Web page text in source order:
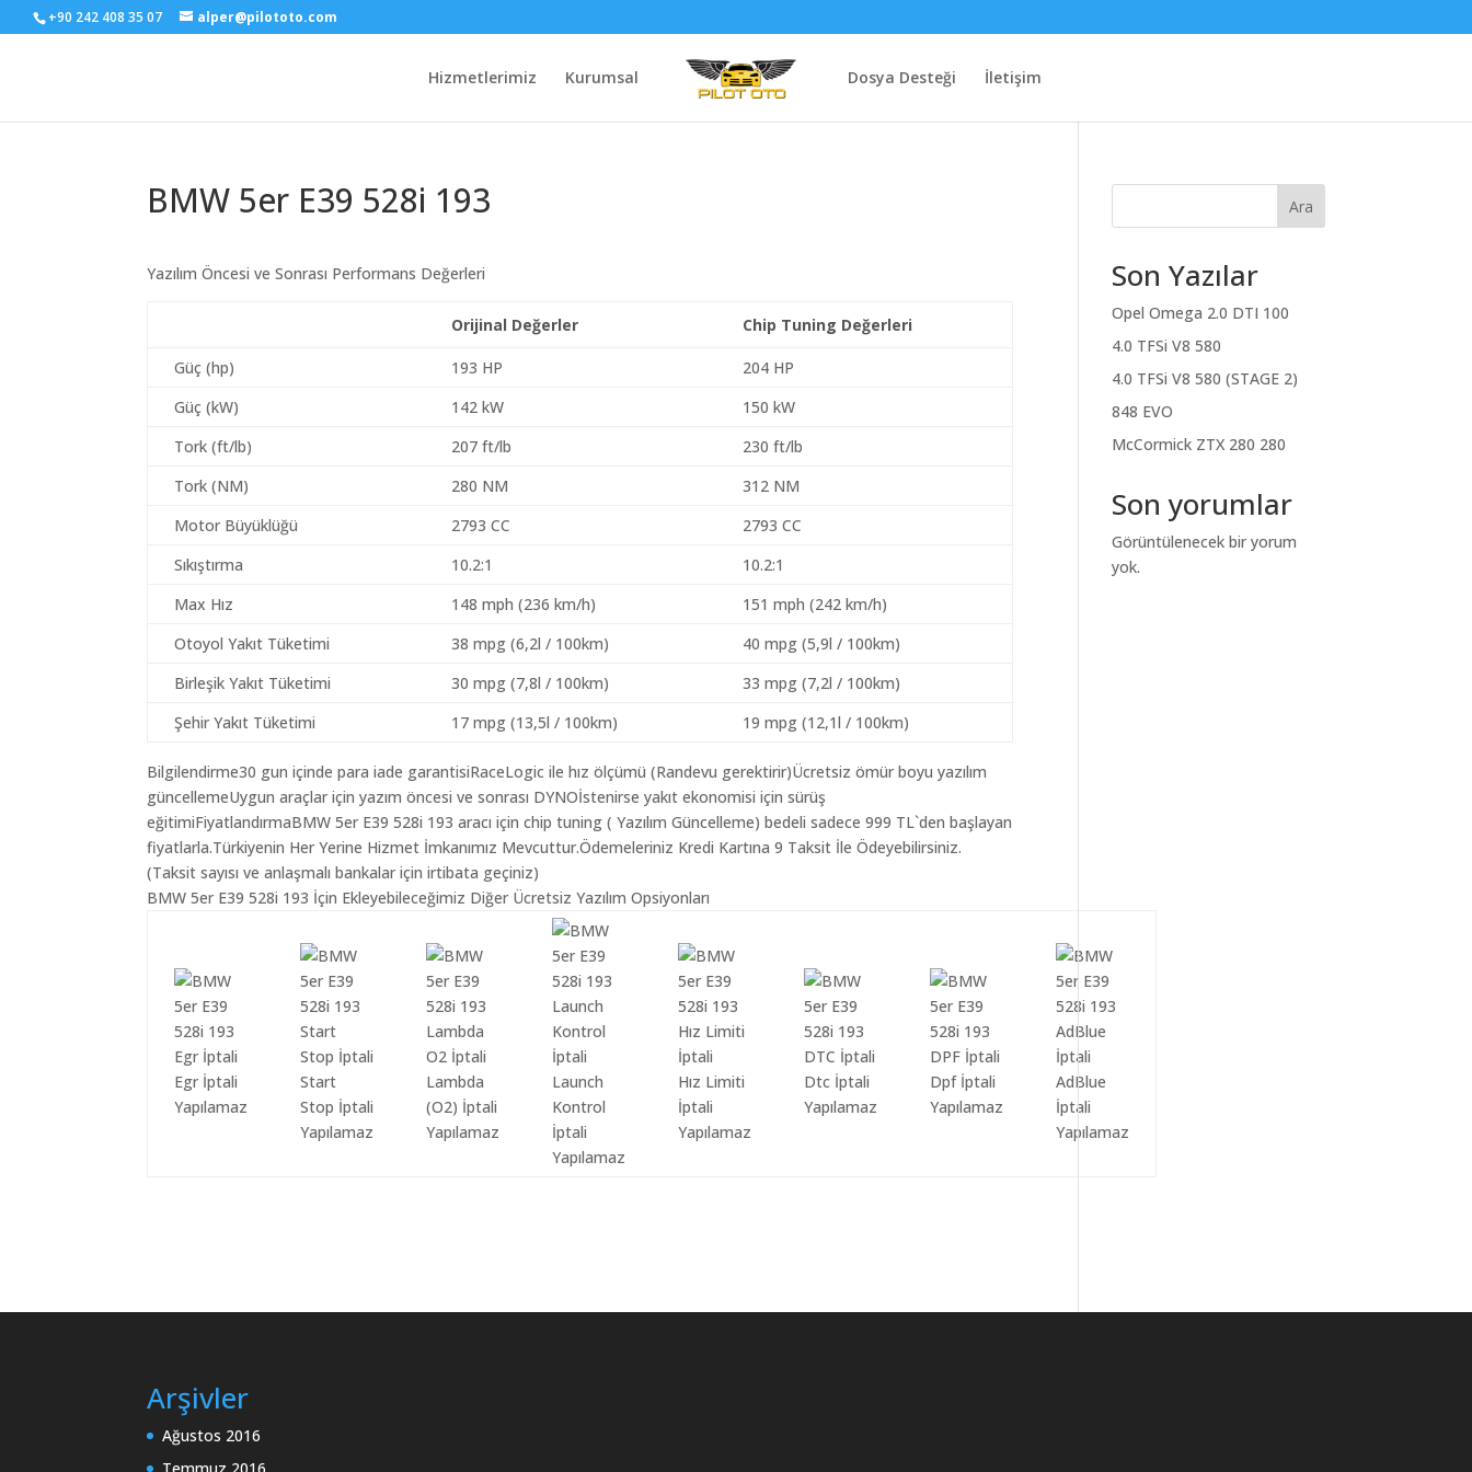
+90 242 408 35 07 alper@pilototo.com
Hizmetlerimiz Kurumsal Dosya Desteği İletişim
BMW 5er E39 528i 193
Yazılım Öncesi ve Sonrası Performans Değerleri
Orijinal Değerler Chip Tuning Değerleri
Güç (hp) 193 HP
204 HP
Güç (kW)
142 kW
150 kW
Tork (ft/lb)
207 ft/lb
230 ft/lb
Tork (NM)
280 NM
312 NM
Motor Büyüklüğü
2793 CC
2793 CC
Sıkıştırma
10.2:1
10.2:1
Max Hız
148 mph (236 km/h)
151 mph (242 km/h)
Otoyol Yakıt Tüketimi
38 mpg (6,2l / 100km)
40 mpg (5,9l / 100km)
Birleşik Yakıt Tüketimi
30 mpg (7,8l / 100km)
33 mpg (7,2l / 100km)
Şehir Yakıt Tüketimi
17 mpg (13,5l / 100km) 19 mpg (12,1l / 100km)
Bilgilendirme30 gun içinde para iade garantisiRaceLogic ile hız ölçümü (Randevu gerektirir)Ücretsiz ömür boyu yazılım
güncellemeUygun araçlar için yazım öncesi ve sonrası DYNOİstenirse yakıt ekonomisi için sürüş
eğitimiFiyatlandırmaBMW 5er E39 528i 193 aracı için chip tuning ( Yazılım Güncelleme) bedeli sadece 999 TL`den başlayan
fiyatlarla.Türkiyenin Her Yerine Hizmet İmkanımız Mevcuttur.Ödemeleriniz Kredi Kartına 9 Taksit İle Ödeyebilirsiniz.
(Taksit sayısı ve anlaşmalı bankalar için irtibata geçiniz)
BMW 5er E39 528i 193 İçin Ekleyebileceğimiz Diğer Ücretsiz Yazılım Opsiyonları
Egr İptali
Yapılamaz
Start
Stop İptali
Yapılamaz
Lambda
(O2) İptali
Yapılamaz
Launch
Kontrol
İptali
Yapılamaz
Hız Limiti
İptali
Yapılamaz
Dtc İptali
Yapılamaz
Dpf İptali
Yapılamaz
AdBlue
İptali
Yapılamaz
Ara
Son Yazılar
Opel Omega 2.0 DTI 100
4.0 TFSi V8 580
4.0 TFSi V8 580 (STAGE 2)
848 EVO
McCormick ZTX 280 280
Son yorumlar
Görüntülenecek bir yorum
yok.
Arşivler
Ağustos 2016
Temmuz 2016